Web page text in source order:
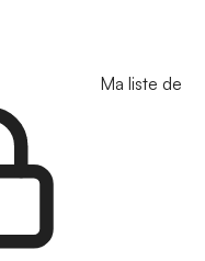
Ma liste de